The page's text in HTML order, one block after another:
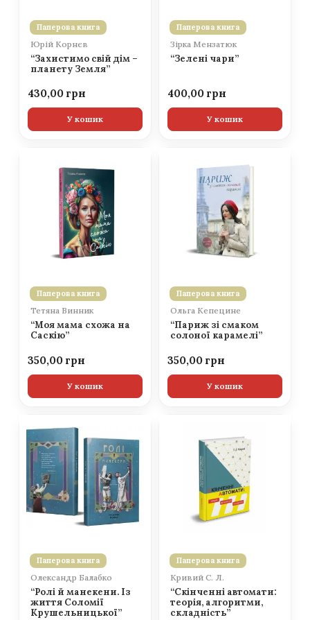
Паперова книга
Юрій Корнєв
“Захистимо свій дім –
планету Земля”
430,00
У кошик
Паперова книга
Зірка Мензатюк
“Зелені чари”
400,00
У кошик
Паперова книга
Тетяна Винник
“Моя мама схожа на
Саскію”
350,00
У кошик
Паперова книга
Ольга Кепецине
“Париж зі смаком
солоної карамелі”
350,00
У кошик
Паперова книга
Олександр Балабко
“Ролі й манекени. Із
життя Соломії
Крушельницької”
Паперова книга
Кривий С. Л.
“Скінченні автомати:
теорія, алгоритми,
складність”